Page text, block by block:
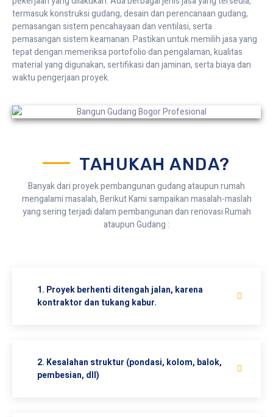
termasuk konstruksi gudang, desain dan perencanaan gudang,
pemasangan sistem pencahayaan dan ventilasi, serta
pemasangan sistem keamanan. Pastikan untuk memilih jasa yang
tepat dengan memeriksa portofolio dan pengalaman, kualitas
material yang digunakan, sertifikasi dan jaminan, serta biaya dan
waktu pengerjaan proyek.
TAHUKAH ANDA?
Banyak dari proyek pembangunan gudang ataupun rumah
mengalami masalah, Berikut Kami sampaikan masalah-maslah
yang sering terjadi dalam pembangunan dan renovasi Rumah
ataupun Gudang :
1. Proyek berhenti ditengah jalan, karena
kontraktor dan tukang kabur.
2. Kesalahan struktur (pondasi, kolom, balok,
pembesian, dll)